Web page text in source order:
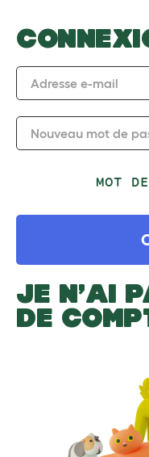
Adresse e-mail
Nouveau mot de
MOT
JE N’AI
DE